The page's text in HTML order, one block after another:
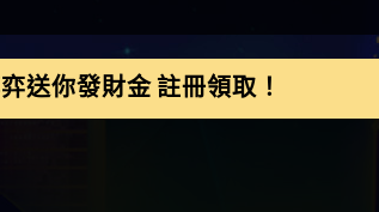
呵
爛死
錢直
DISS博弈送你發財金 註冊領取！